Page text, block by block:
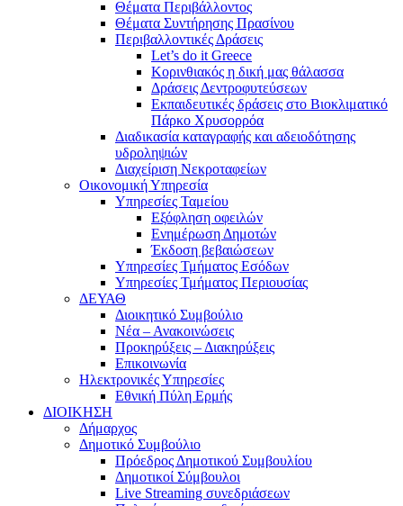
Θέματα Περιβάλλοντος
Θέματα Συντήρησης Πρασίνου
Περιβαλλοντικές Δράσεις
Let’s do it Greece
Kορινθιακός η δική μας θάλασσα
Δράσεις Δεντροφυτεύσεων
Εκπαιδευτικές δράσεις στο Βιοκλιματικό
Πάρκο Χρυσορρόα
Διαδικασία καταγραφής και αδειοδότησης
υδροληψιών
Διαχείριση Νεκροταφείων
Οικονομική Υπηρεσία
Υπηρεσίες Ταμείου
Εξόφληση οφειλών
Ενημέρωση Δημοτών
Έκδοση βεβαιώσεων
Υπηρεσίες Τμήματος Εσόδων
Υπηρεσίες Τμήματος Περιουσίας
ΔΕΥΑΘ
Διοικητικό Συμβούλιο
Νέα – Ανακοινώσεις
Προκηρύξεις – Διακηρύξεις
Επικοινωνία
Ηλεκτρονικές Υπηρεσίες
Εθνική Πύλη Ερμής
ΔΙΟΙΚΗΣΗ
Δήμαρχος
Δημοτικό Συμβούλιο
Πρόεδρος Δημοτικού Συμβουλίου
Δημοτικοί Σύμβουλοι
Live Streaming συνεδριάσεων